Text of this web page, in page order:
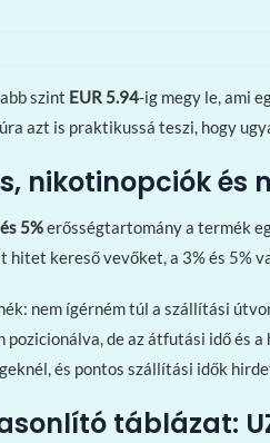
szint EUR 5.94-ig megy le, ami
azt is praktikussá teszi, hogy
nikotinopciók és
5%erősségtartomány a termék
hitet kereső vevőket, a 3% és 5%
nem ígérném túl a szállítási
pozicionálva, de az átfutási idő és
és pontos szállítási idők
táblázat: